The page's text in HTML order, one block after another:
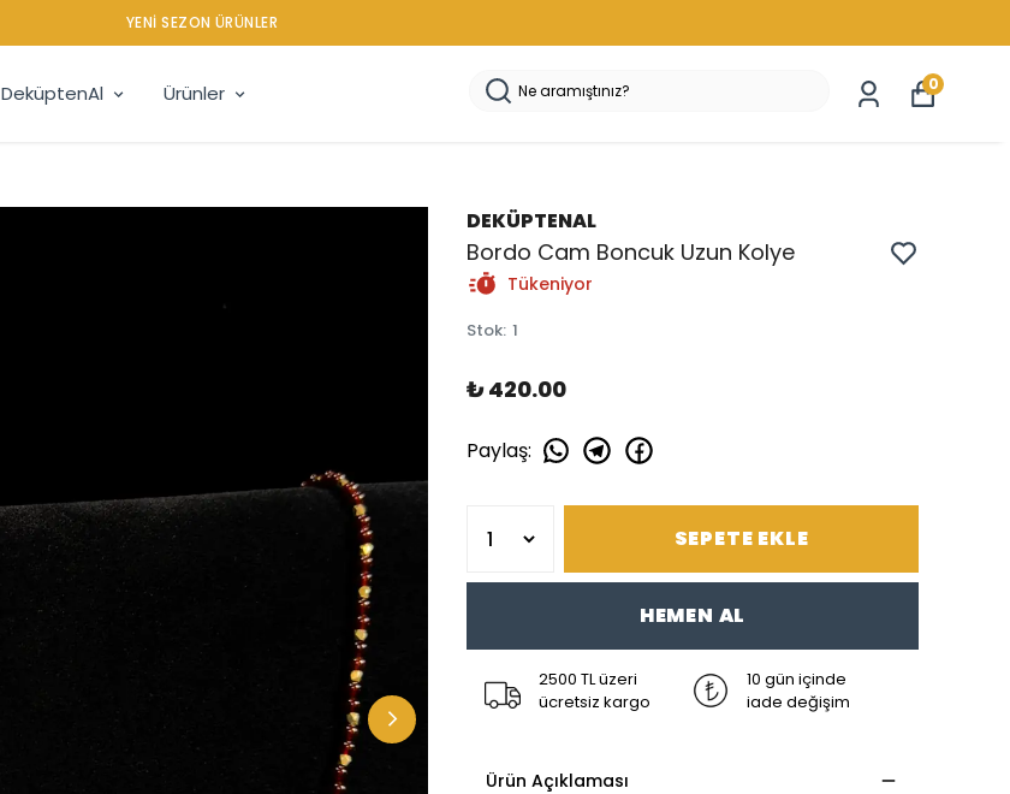
YENI SEZON ÜRÜNLER
DeküptenAl Ürünler 0
DEKÜPTENAL
Bordo Cam Boncuk Uzun Kolye
Tükeniyor
Stok: 1
₺ 420.00
Paylaş:
SEPETE EKLE
HEMEN AL
2500 TL üzeri
ücretsiz kargo
10 gün içinde
iade değişim
Ürün Açıklaması